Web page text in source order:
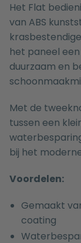
Het Flat
van ABS
het paneel
duurzaam en
Met de
tussen een
bij het
Voordelen:
Gemaakt
coating